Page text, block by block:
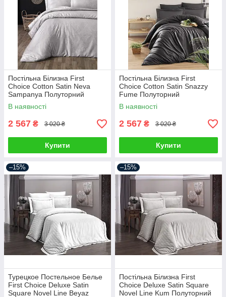
Постільна Білизна First
Choice Cotton Satin Neva
Sampanya Полуторний
В наявності
2 567 ₴ 3 020 ₴
Купити
Постільна Білизна First
Choice Cotton Satin Snazzy
Fume Полуторний
В наявності
2 567 ₴ 3 020 ₴
Купити
–15%
Турецкое Постельное Белье
First Choice Deluxe Satin
Square Novel Line Beyaz
–15%
Постільна Білизна First
Choice Deluxe Satin Square
Novel Line Kum Полуторний